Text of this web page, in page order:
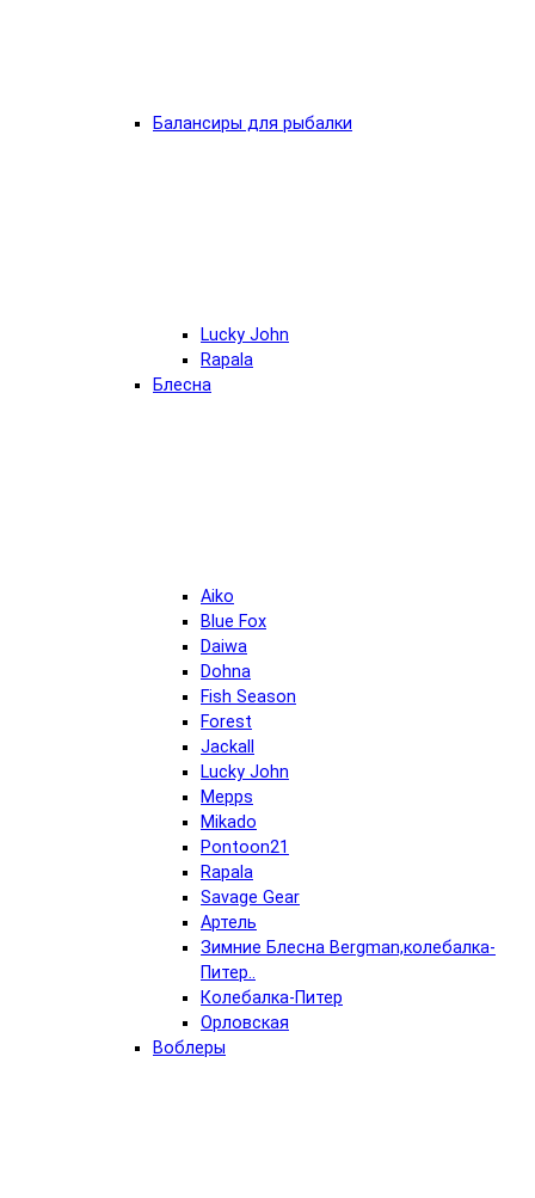
Балансиры для рыбалки
Lucky John
Rapala
Блесна
Aiko
Blue Fox
Daiwa
Dohna
Fish Season
Forest
Jackall
Lucky John
Mepps
Mikado
Pontoon21
Rapala
Savage Gear
Артель
Зимние Блесна Bergman,колебалка-
Питер..
Колебалка-Питер
Орловская
Воблеры